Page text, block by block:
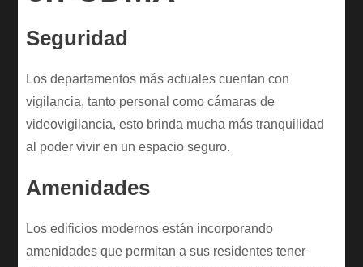
Seguridad
Los departamentos más actuales cuentan con
vigilancia, tanto personal como cámaras de
videovigilancia, esto brinda mucha más tranquilidad
al poder vivir en un espacio seguro.
Amenidades
Los edificios modernos están incorporando
amenidades que permitan a sus residentes tener